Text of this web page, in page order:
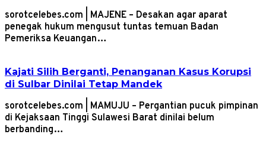
sorotcelebes.com | MAJENE – Desakan agar aparat
penegak hukum mengusut tuntas temuan Badan
Pemeriksa Keuangan…
Kajati Silih Berganti, Penanganan Kasus Korupsi
di Sulbar Dinilai Tetap Mandek
sorotcelebes.com | MAMUJU – Pergantian pucuk pimpinan
di Kejaksaan Tinggi Sulawesi Barat dinilai belum
berbanding…